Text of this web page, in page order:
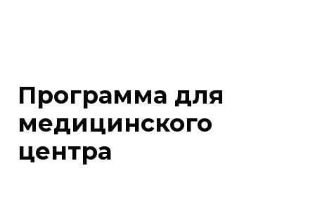
Программа для
медицинского
центра